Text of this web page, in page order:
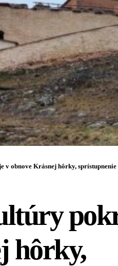
v obnove Krásnej hôrky,
hôrky,